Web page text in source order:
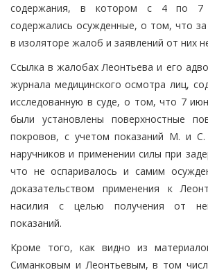
содержания, в котором с 4 по 7
содержались осужденные, о том, что
в изоляторе жалоб и заявлений от них
Ссылка в жалобах Леонтьева и его
журнала медицинского осмотра лиц,
исследованную в суде, о том, что 7
были установлены поверхностные
покровов, с учетом показаний М. и С.
наручников и применении силы при
что не оспаривалось и самим
доказательством применения к
насилия с целью получения от
показаний.
Кроме того, как видно из
Симанковым и Леонтьевым, в том